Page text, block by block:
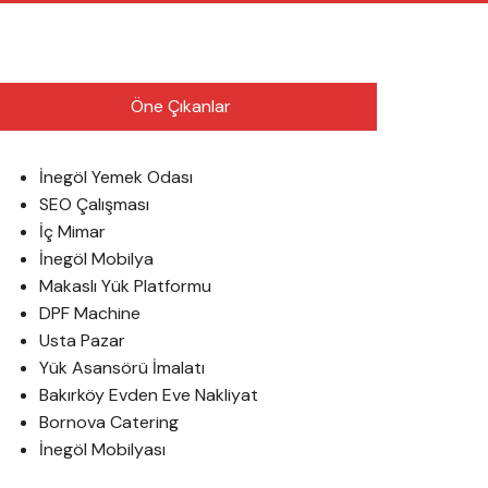
Öne Çıkanlar
İnegöl Yemek Odası
SEO Çalışması
İç Mimar
İnegöl Mobilya
Makaslı Yük Platformu
DPF Machine
Usta Pazar
Yük Asansörü İmalatı
Bakırköy Evden Eve Nakliyat
Bornova Catering
İnegöl Mobilyası